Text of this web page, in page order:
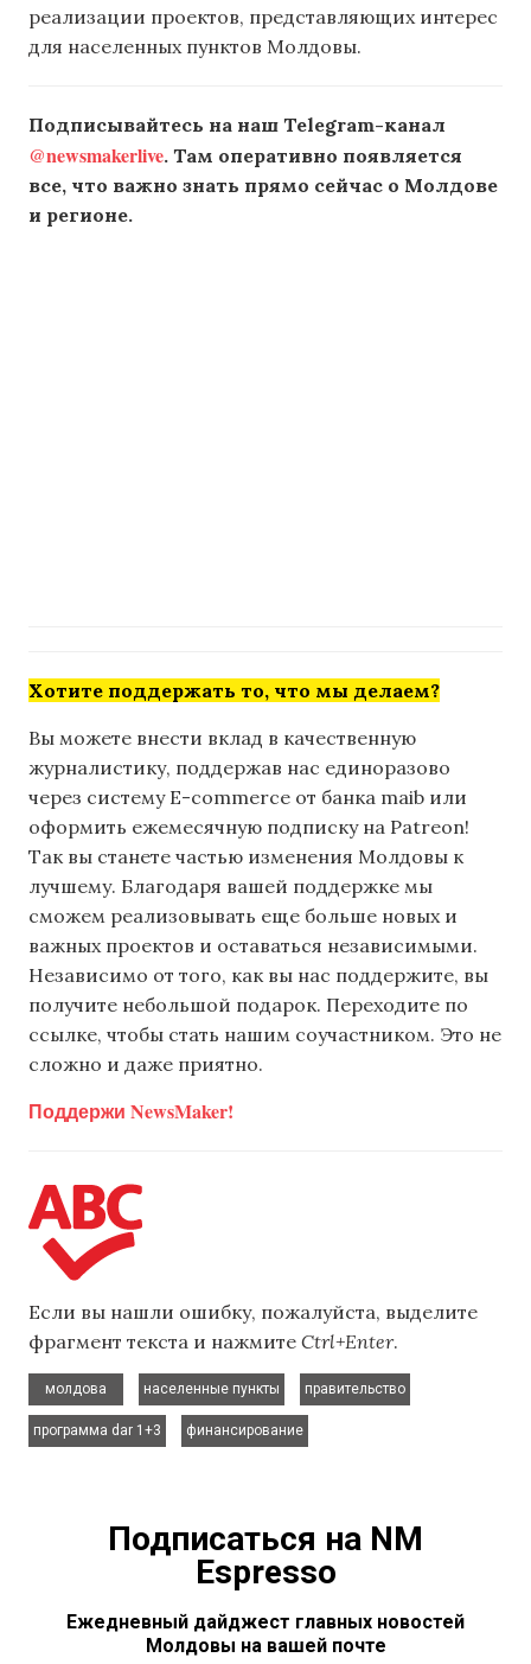
реализации проектов, представляющих интерес
для населенных пунктов Молдовы.
Подписывайтесь на наш Telegram-канал
@newsmakerlive. Там оперативно появляется
все, что важно знать прямо сейчас о Молдове
и регионе.
Хотите поддержать то, что мы делаем?
Вы можете внести вклад в качественную
журналистику, поддержав нас единоразово
через систему E-commerce от банка maib или
оформить ежемесячную подписку на Patreon!
Так вы станете частью изменения Молдовы к
лучшему. Благодаря вашей поддержке мы
сможем реализовывать еще больше новых и
важных проектов и оставаться независимыми.
Независимо от того, как вы нас поддержите, вы
получите небольшой подарок. Переходите по
ссылке, чтобы стать нашим соучастником. Это не
сложно и даже приятно.
Поддержи NewsMaker!
Если вы нашли ошибку, пожалуйста, выделите
фрагмент текста и нажмите Ctrl+Enter.
молдова
населенные пункты
правительство
программа dar 1+3
финансирование
Подписаться на NM
Espresso
Ежедневный дайджест главных новостей
Молдовы на вашей почте